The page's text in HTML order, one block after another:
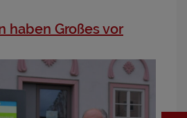
haben Großes vor